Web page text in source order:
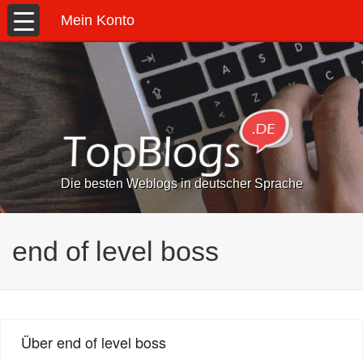
Mein Konto
Die besten Weblogs in deutscher Sprache
end of level boss
Über end of level boss